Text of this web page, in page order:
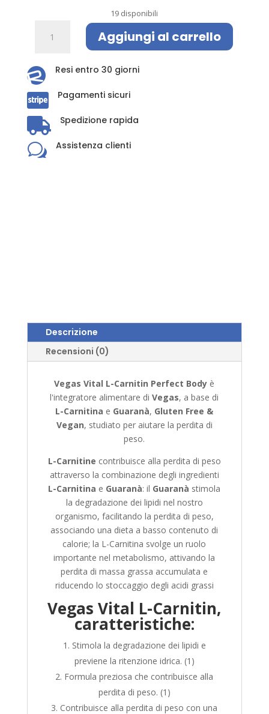
19 disponibili
Carnitin
Integratore
Alimentare
quantità
Aggiungi al carrello
 Resi entro 30 giorni
 Pagamenti sicuri
 Spedizione rapida
w Assistenza clienti
Descrizione
Recensioni (0)
Vegas Vital L-Carnitin Perfect Body è
l'integratore alimentare diVegas, a base di
L-Carnitina e Guaranà, Gluten Free &
Vegan, studiato per aiutare la perdita di
peso.
L-Carnitine contribuisce alla perdita di peso
attraverso la combinazione degli ingredienti
L-Carnitina e Guaranà: il Guaranà stimola
la degradazione dei lipidi nel nostro
organismo, facilitando la perdita di peso,
associando una dieta a basso contenuto di
calorie; la L-Carnitina svolge un ruolo
importante nel metabolismo, attivando la
perdita di massa grassa accumulata e
riducendo lo stoccaggio degli acidi grassi
Vegas Vital L-Carnitin,
caratteristiche:
Stimola la degradazione dei lipidi e
previene la ritenzione idrica. (1)
Formula preziosa che contribuisce alla
perdita di peso. (1)
Contribuisce alla perdita di peso con una